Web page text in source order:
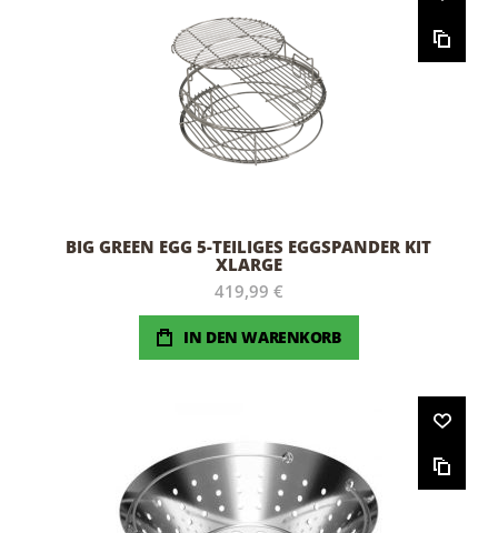
BIG GREEN EGG 5-TEILIGES EGGSPANDER KIT
XLARGE
419,99 €
IN DEN WARENKORB